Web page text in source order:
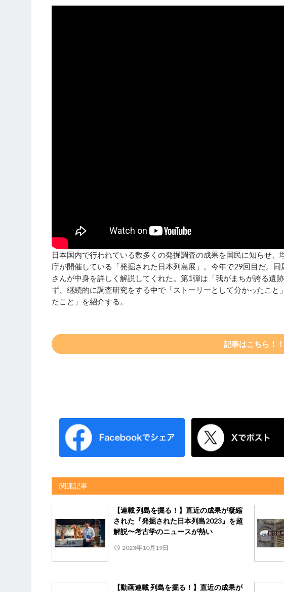
日本国内で行われている数多くの発掘調査の成果を国民に知らせ
庁が開催している「発掘された日本列島展」。今年で29回目だ。
さんが中身を詳しく解説してくれた。第1弾は「我がまちが誇る遺
ず、継続的に調査研究をする中で「ストーリーとして分かったこ
たこと」を紹介する。
記事はこちら！！
関連記事
【連載 列島を掘る！】直近の成果が凝縮
された『発掘された日本列島2023』を超
解説〜考古学のニュースが熱い
2023年10月19日
【動画連載 列島を掘る！】直近の成果が